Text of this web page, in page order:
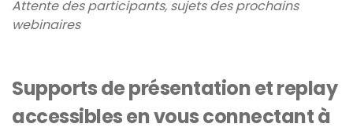
Attente des participants, sujets des prochains
webinaires
Supports de présentation et replay
accessibles en vous connectant à